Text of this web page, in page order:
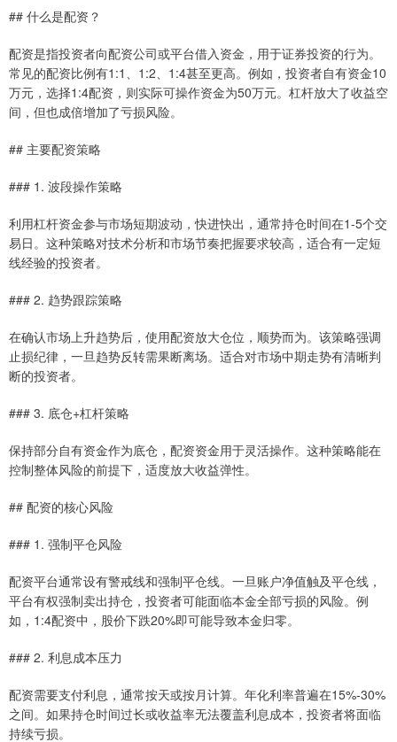
## 什么是配资？
配资是指投资者向配资公司或平台借入资金，用于证券投资的行为。
常见的配资比例有1:1、1:2、1:4甚至更高。例如，投资者自有资金10
万元，选择1:4配资，则实际可操作资金为50万元。杠杆放大了收益空
间，但也成倍增加了亏损风险。
## 主要配资策略
### 1. 波段操作策略
利用杠杆资金参与市场短期波动，快进快出，通常持仓时间在1-5个交
易日。这种策略对技术分析和市场节奏把握要求较高，适合有一定短
线经验的投资者。
### 2. 趋势跟踪策略
在确认市场上升趋势后，使用配资放大仓位，顺势而为。该策略强调
止损纪律，一旦趋势反转需果断离场。适合对市场中期走势有清晰判
断的投资者。
### 3. 底仓+杠杆策略
保持部分自有资金作为底仓，配资资金用于灵活操作。这种策略能在
控制整体风险的前提下，适度放大收益弹性。
## 配资的核心风险
### 1. 强制平仓风险
配资平台通常设有警戒线和强制平仓线。一旦账户净值触及平仓线，
平台有权强制卖出持仓，投资者可能面临本金全部亏损的风险。例
如，1:4配资中，股价下跌20%即可能导致本金归零。
### 2. 利息成本压力
配资需要支付利息，通常按天或按月计算。年化利率普遍在15%-30%
之间。如果持仓时间过长或收益率无法覆盖利息成本，投资者将面临
持续亏损。